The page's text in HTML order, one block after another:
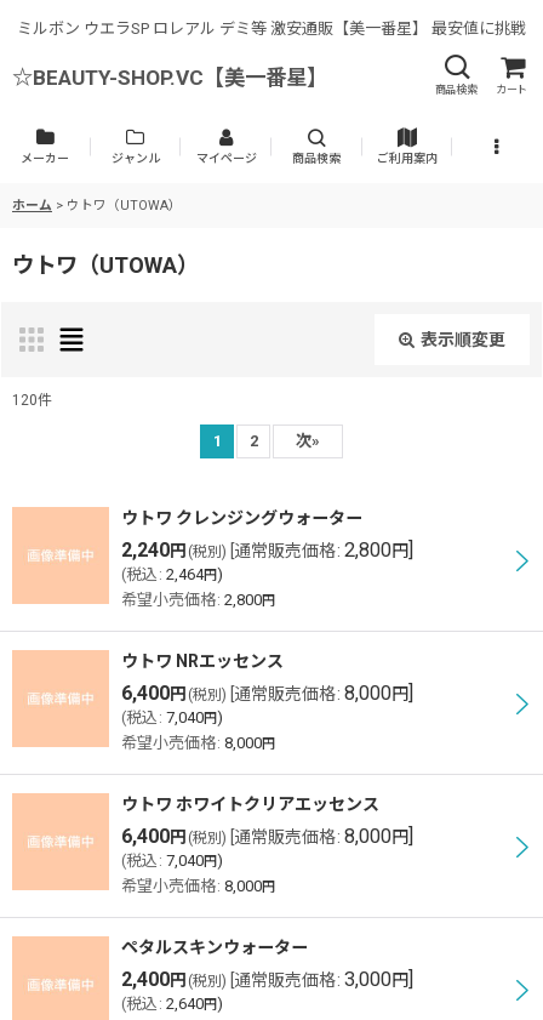
ミルボン ウエラSP ロレアル デミ等 激安通販【美一番星】 最安値に挑戦
☆BEAUTY-SHOP.VC【美一番星】
商品検索 カート
メーカー ジャンル マイページ 商品検索 ご利用案内
ホーム > ウトワ（UTOWA）
ウトワ（UTOWA）
表示順変更
絞り込む
120件
1 2 次»
ウトワ クレンジングウォーター
2,240円 (税別) 通常販売価格: 2,800円]
(税込 : 2,464円)
希望小売価格: 2,800円
ウトワ NRエッセンス
6,400円 (税別) 通常販売価格: 8,000円]
(税込 : 7,040円)
希望小売価格: 8,000円
ウトワ ホワイトクリアエッセンス
6,400円 (税別) 通常販売価格: 8,000円]
(税込 : 7,040円)
希望小売価格: 8,000円
ペタルスキンウォーター
2,400円 (税別) 通常販売価格: 3,000円]
(税込 : 2,640円)